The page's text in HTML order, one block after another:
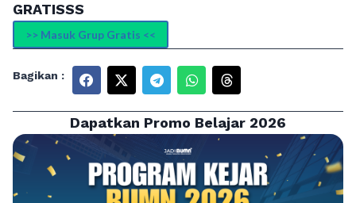
GRATISSS
>> Masuk Grup Gratis <<
Bagikan :
Dapatkan Promo Belajar 2026